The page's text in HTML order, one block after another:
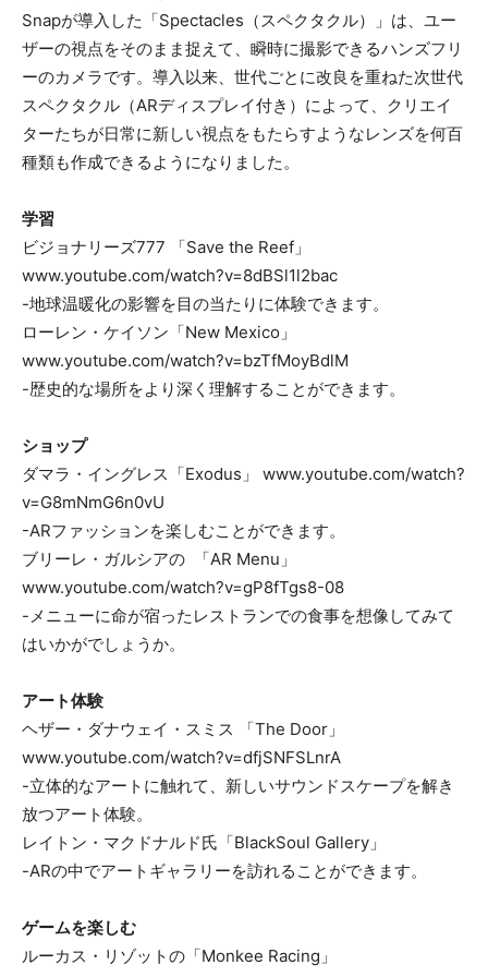
Snapが導入した「Spectacles（スペクタクル）」は、ユー
ザーの視点をそのまま捉えて、瞬時に撮影できるハンズフリ
ーのカメラです。導入以来、世代ごとに改良を重ねた次世代
スペクタクル（ARディスプレイ付き）によって、クリエイ
ターたちが日常に新しい視点をもたらすようなレンズを何百
種類も作成できるようになりました。
学習
ビジョナリーズ777 「Save the Reef」
www.youtube.com/watch?v=8dBSl1l2bac
-地球温暖化の影響を目の当たりに体験できます。
ローレン・ケイソン「New Mexico」
www.youtube.com/watch?v=bzTfMoyBdlM
-歴史的な場所をより深く理解することができます。
ショップ
ダマラ・イングレス「Exodus」 www.youtube.com/watch?
v=G8mNmG6n0vU
-ARファッションを楽しむことができます。
ブリーレ・ガルシアの 「AR Menu」
www.youtube.com/watch?v=gP8fTgs8-08
-メニューに命が宿ったレストランでの食事を想像してみて
はいかがでしょうか。
アート体験
ヘザー・ダナウェイ・スミス 「The Door」
www.youtube.com/watch?v=dfjSNFSLnrA
-立体的なアートに触れて、新しいサウンドスケープを解き
放つアート体験。
レイトン・マクドナルド氏「BlackSoul Gallery」
-ARの中でアートギャラリーを訪れることができます。
ゲームを楽しむ
ルーカス・リゾットの「Monkee Racing」